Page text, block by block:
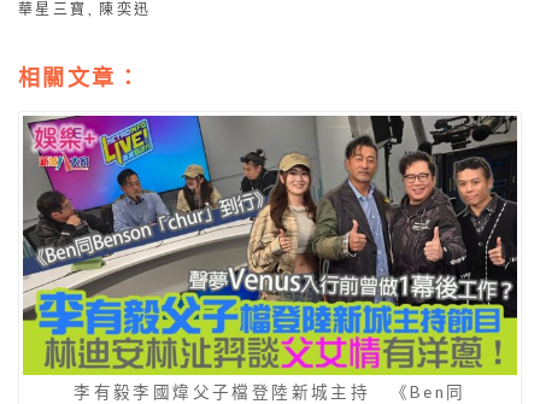
華星三寶 , 陳奕迅
相關文章：
李有毅李國煒父子檔登陸新城主持 《Ben同